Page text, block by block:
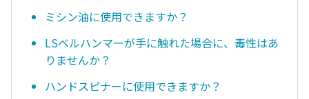
ミシン油に使用できますか？
LSベルハンマーが手に触れた場合に、毒性はあ
りませんか？
ハンドスピナーに使用できますか？